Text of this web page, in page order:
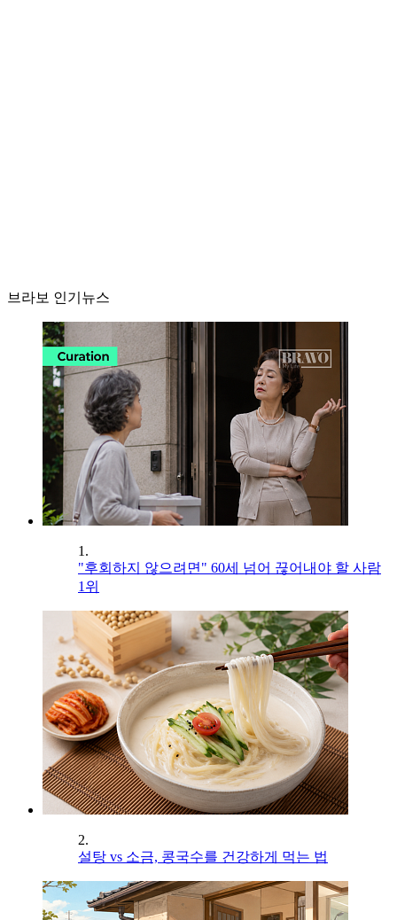
브라보 인기뉴스
1.
"후회하지 않으려면" 60세 넘어 끊어내야 할 사람
1위
2.
설탕 vs 소금, 콩국수를 건강하게 먹는 법